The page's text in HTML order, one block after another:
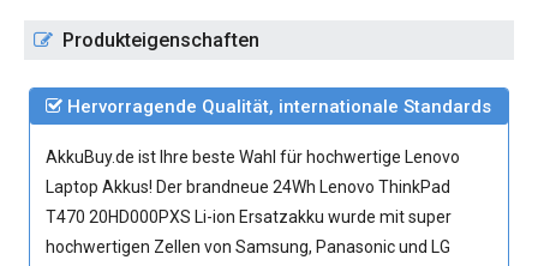
Produkteigenschaften
Hervorragende Qualität, internationale Standards
AkkuBuy.de ist Ihre beste Wahl für hochwertige Lenovo
Laptop Akkus! Der brandneue 24Wh Lenovo ThinkPad
T470 20HD000PXS Li-ion Ersatzakku wurde mit super
hochwertigen Zellen von Samsung, Panasonic und LG